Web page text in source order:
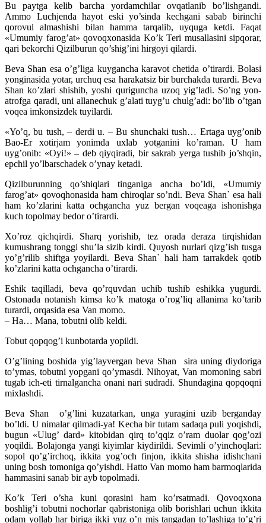
Bu paytga kelib barcha yordamchilar ovqatlanib bo’lishgandi.
Ammo Luchjenda hayot eski yo’sinda kechgani sabab birinchi
qorovul almashishi bilan hamma tarqalib, uyquga ketdi. Faqat
«Umumiy farog’at» qovoqxonasida Ko’k Teri musallasini sipqorar,
qari bekorchi Qizilburun qo’shig’ini hirgoyi qilardi.
Beva Shan esa o’g’liga kuygancha karavot chetida o’tirardi. Bolasi
yonginasida yotar, urchuq esa harakatsiz bir burchakda turardi. Beva
Shan ko’zlari shishib, yoshi quriguncha uzoq yig’ladi. So’ng yon-
atrofga qaradi, uni allanechuk g’alati tuyg’u chulg’adi: bo’lib o’tgan
voqea imkonsizdek tuyilardi.
«Yo’q, bu tush, – derdi u. – Bu shunchaki tush… Ertaga uyg’onib
Bao-Er xotirjam yonimda uxlab yotganini ko’raman. U ham
uyg’onib: «Oyi!» – deb qiyqiradi, bir sakrab yerga tushib jo’shqin,
epchil yo’lbarschadek o’ynay ketadi.
Qizilburunning qo’shiqlari tinganiga ancha bo’ldi, «Umumiy
farog’at» qovoqhonasida ham chiroqlar so’ndi. Beva Shan` esa hali
ham ko’zlarini katta ochgancha yuz bergan voqeaga ishonishga
kuch topolmay bedor o’tirardi.
Xo’roz qichqirdi. Sharq yorishib, tez orada deraza tirqishidan
kumushrang tonggi shu’la sizib kirdi. Quyosh nurlari qizg’ish tusga
yo’g’rilib shiftga yoyilardi. Beva Shan` hali ham tarrakdek qotib
ko’zlarini katta ochgancha o’tirardi.
Eshik taqilladi, beva qo’rquvdan uchib tushib eshikka yugurdi.
Ostonada notanish kimsa ko’k matoga o’rog’liq allanima ko’tarib
turardi, orqasida esa Van momo.
– Ha… Mana, tobutni olib keldi.
Tobut qopqog’i kunbotarda yopildi.
O’g’lining boshida yig’layvergan beva Shan sira uning diydoriga
to’ymas, tobutni yopgani qo’ymasdi. Nihoyat, Van momoning sabri
tugab ich-eti tirnalgancha onani nari sudradi. Shundagina qopqoqni
mixlashdi.
Beva Shan o’g’lini kuzatarkan, unga yuragini uzib berganday
bo’ldi. U nimalar qilmadi-ya! Kecha bir tutam sadaqa puli yoqishdi,
bugun «Ulug’ dard» kitobidan qirq to’qqiz o’ram duolar qog’ozi
yoqildi. Bolajonga yangi kiyimlar kiydirildi. Sevimli o’yinchoqlari:
sopol qo’g’irchoq, ikkita yog’och finjon, ikkita shisha idishchani
uning bosh tomoniga qo’yishdi. Hatto Van momo ham barmoqlarida
hammasini sanab bir ayb topolmadi.
Ko’k Teri o’sha kuni qorasini ham ko’rsatmadi. Qovoqxona
boshlig’i tobutni nochorlar qabristoniga olib borishlari uchun ikkita
odam yollab har biriga ikki yuz o’n mis tangadan to’lashiga to’g’ri